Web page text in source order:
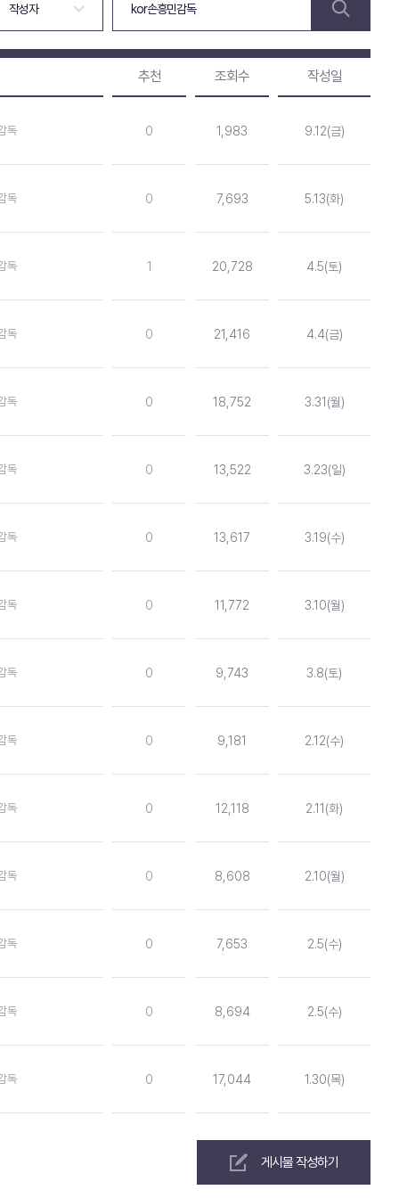
추천 조회수 작성일
독 0 1,983 9.12(금)
독 0 7,693 5.13(화)
독 1 20,728 4.5(토)
독 0 21,416 4.4(금)
독 0 18,752 3.31(월)
독 0 13,522 3.23(일)
독 0 13,617 3.19(수)
독 0 11,772 3.10(월)
독 0 9,743 3.8(토)
독 0 9,181 2.12(수)
독 0 12,118 2.11(화)
독 0 8,608 2.10(월)
독 0 7,653 2.5(수)
독 0 8,694 2.5(수)
독 0 17,044 1.30(목)
게시물 작성하기